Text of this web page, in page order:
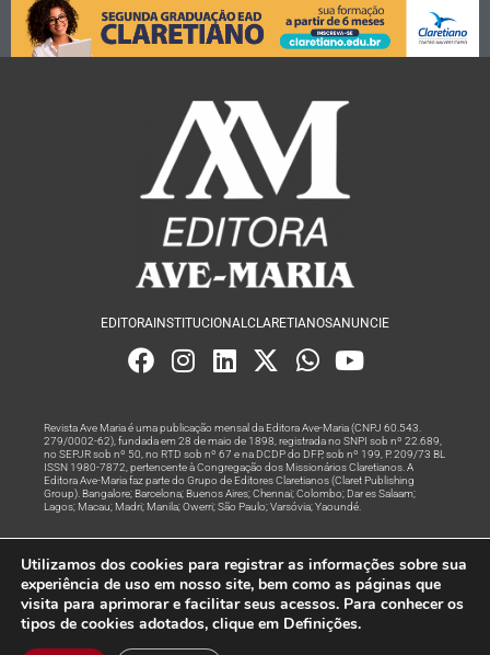
EDITORA INSTITUCIONALCLARETIANOSANUNCIE
Revista Ave Maria é uma publicação mensal da Editora Ave-Maria (CNPJ 60.543.
279/0002-62), fundada em 28 de maio de 1898, registrada no SNPI sob nº 22.689,
no SEPJR sob nº 50, no RTD sob nº 67 e na DCDP do DFP, sob nº 199, P. 209/73 BL
ISSN 1980-7872, pertencente à Congregação dos Missionários Claretianos. A
Editora Ave-Maria faz parte do Grupo de Editores Claretianos (Claret Publishing
Group). Bangalore; Barcelona; Buenos Aires; Chennai; Colombo; Dar es Salaam;
Lagos; Macau; Madri; Manila; Owerri; São Paulo; Varsóvia; Yaoundé.
Rede
© Todos os Direitos Reservados
Utilizamos dos cookies para registrar as informações sobre sua
experiência de uso em nosso site, bem como as páginas que
visita para aprimorar e facilitar seus acessos. Para conhecer os
tipos de cookies adotados, clique em Definições.